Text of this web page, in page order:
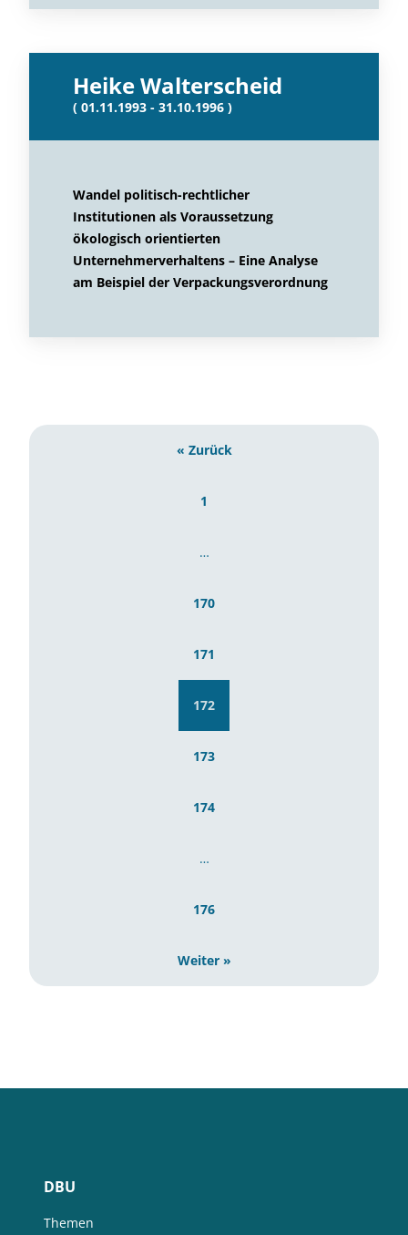
Heike Walterscheid
( 01.11.1993 - 31.10.1996 )
Wandel politisch-rechtlicher
Institutionen als Voraussetzung
ökologisch orientierten
Unternehmerverhaltens – Eine Analyse
am Beispiel der Verpackungsverordnung
« Zurück
1
…
170
171
172
173
174
…
176
Weiter »
DBU
Themen